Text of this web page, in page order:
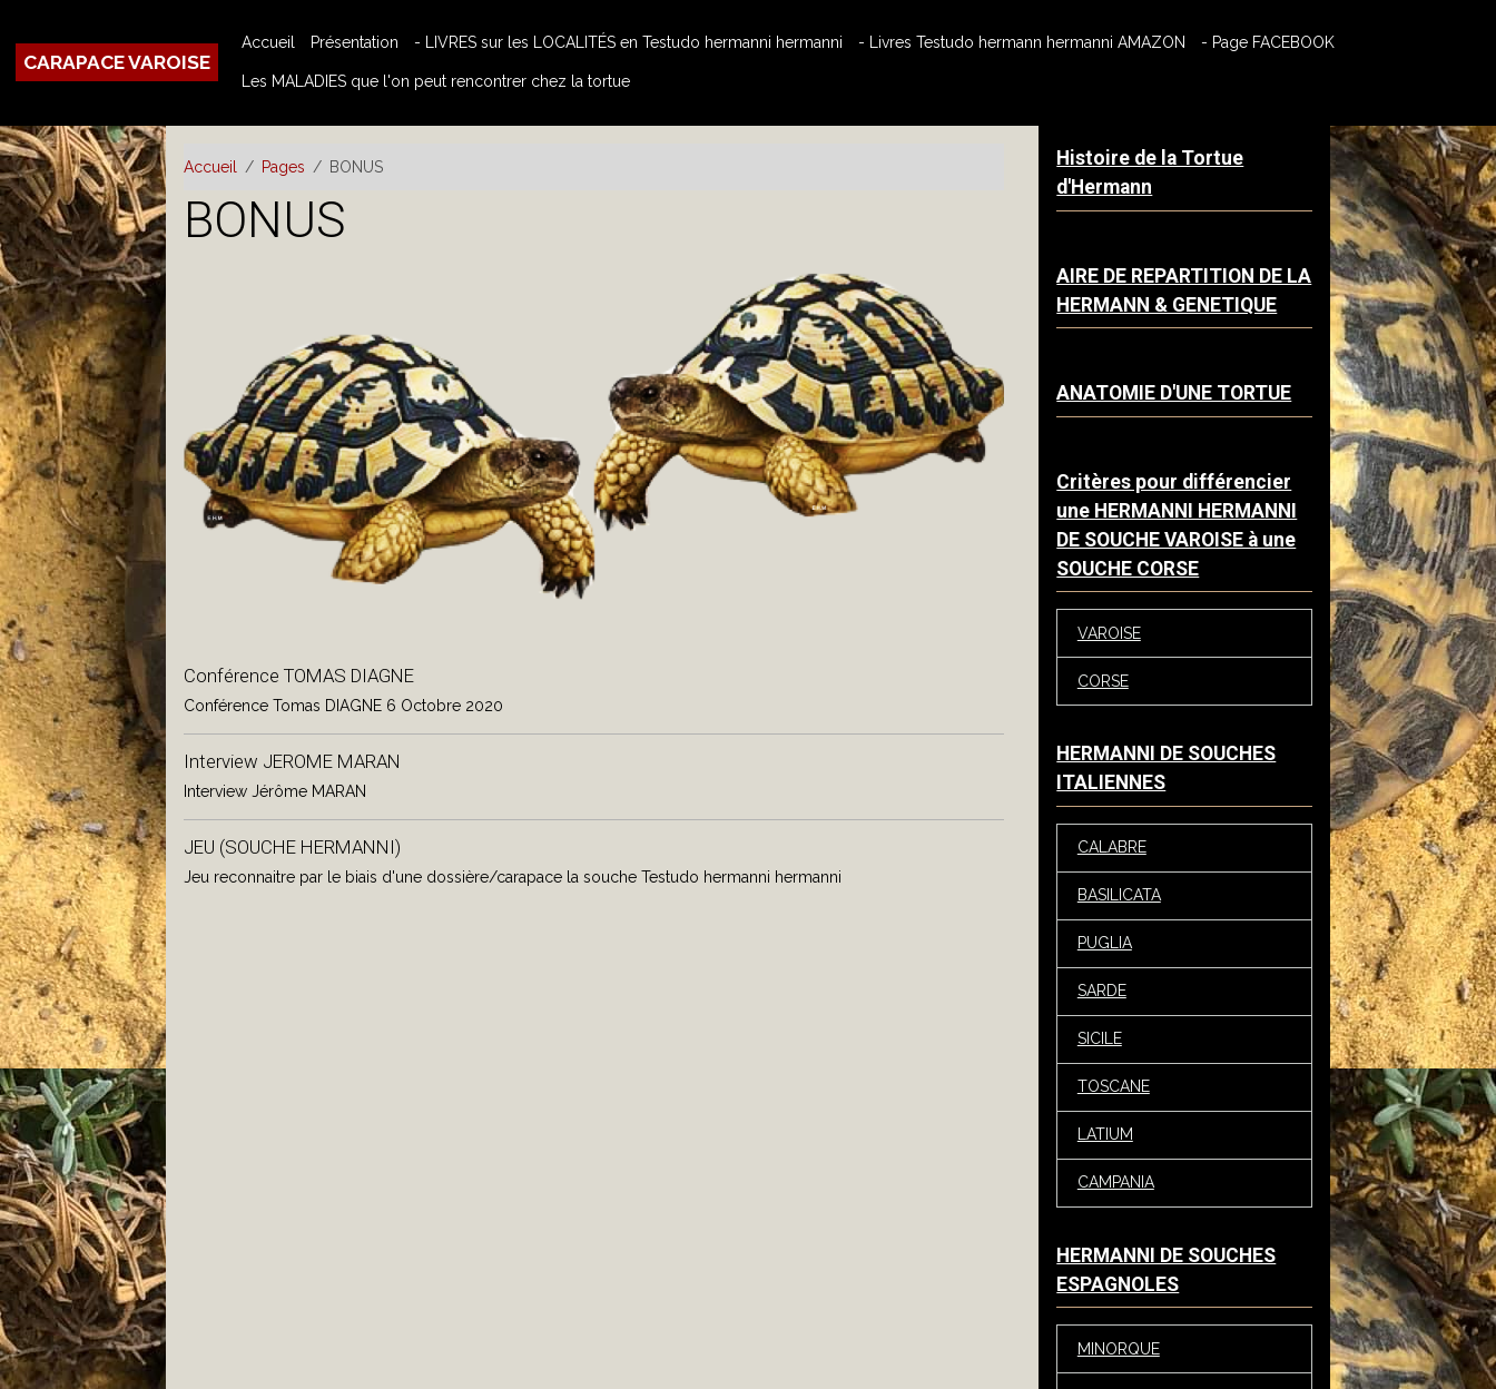
CARAPACE VAROISE
Accueil Présentation - LIVRES sur les LOCALITÉS en Testudo hermanni hermanni - Livres Testudo hermann hermanni AMAZON - Page FACEBOOK
Les MALADIES que l'on peut rencontrer chez la tortue
Accueil Pages BONUS
BONUS
Conférence TOMAS DIAGNE
Conférence Tomas DIAGNE 6 Octobre 2020
Interview JEROME MARAN
Interview Jérôme MARAN
JEU (SOUCHE HERMANNI)
Jeu reconnaitre par le biais d'une dossière/carapace la souche Testudo hermanni hermanni
Histoire de la Tortue
d'Hermann
AIRE DE REPARTITION DE LA
HERMANN & GENETIQUE
ANATOMIE D'UNE TORTUE
Critères pour différencier
une HERMANNI HERMANNI
DE SOUCHE VAROISE à une
SOUCHE CORSE
VAROISE
CORSE
HERMANNI DE SOUCHES
ITALIENNES
CALABRE
BASILICATA
PUGLIA
SARDE
SICILE
TOSCANE
LATIUM
CAMPANIA
HERMANNI DE SOUCHES
ESPAGNOLES
MINORQUE